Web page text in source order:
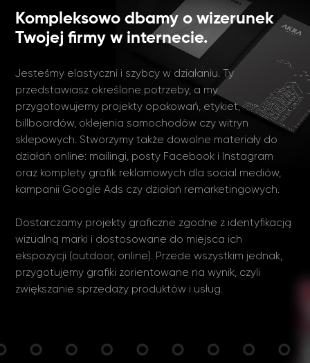
Kompleksowo dbamy o wizerunek
Twojej firmy w internecie.
Jesteśmy elastyczni i szybcy w działaniu. Ty
przedstawiasz określone potrzeby, a my
przygotowujemy projekty opakowań, etykiet,
billboardów, oklejenia samochodów czy witryn
sklepowych. Stworzymy także dowolne materiały do
działań online: mailingi, posty Facebook i Instagram
oraz komplety grafik reklamowych dla social mediów,
kampanii Google Ads czy działań remarketingowych.
Dostarczamy projekty graficzne zgodne z identyfikacją
wizualną marki i dostosowane do miejsca ich
ekspozycji (outdoor, online). Przede wszystkim jednak,
przygotujemy grafiki zorientowane na wynik, czyli
zwiększanie sprzedaży produktów i usług.